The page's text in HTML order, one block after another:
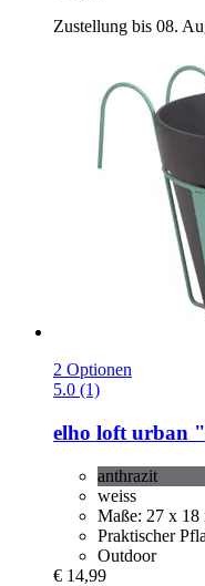
Zustellung bis 08.
2 Optionen
5.0 (1)
elho loft urban
anthrazit
weiss
Maße: 27 x 18
Praktischer
Outdoor
€ 14,99